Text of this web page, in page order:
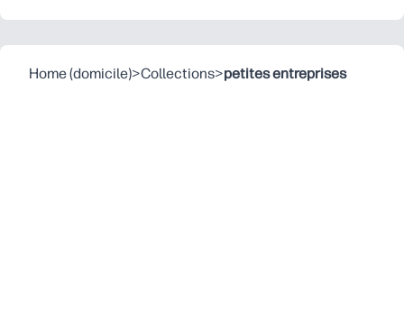
Home (domicile)>Collections>petites entreprises